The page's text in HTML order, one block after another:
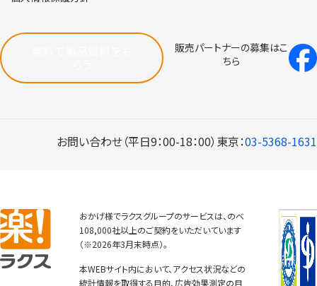
販売パートナーの募集はこ
ちら
お問い合わせ（平日9：00-18：00） 東京：03-5368-1631
おかげ様でラクスグループのサービスは、のべ
108,000社以上のご契約をいただいています
（※2026年3月末時点）。
本WEBサイト内において、アクセス状況などの
統計情報を取得する目的、広告効果測定の目